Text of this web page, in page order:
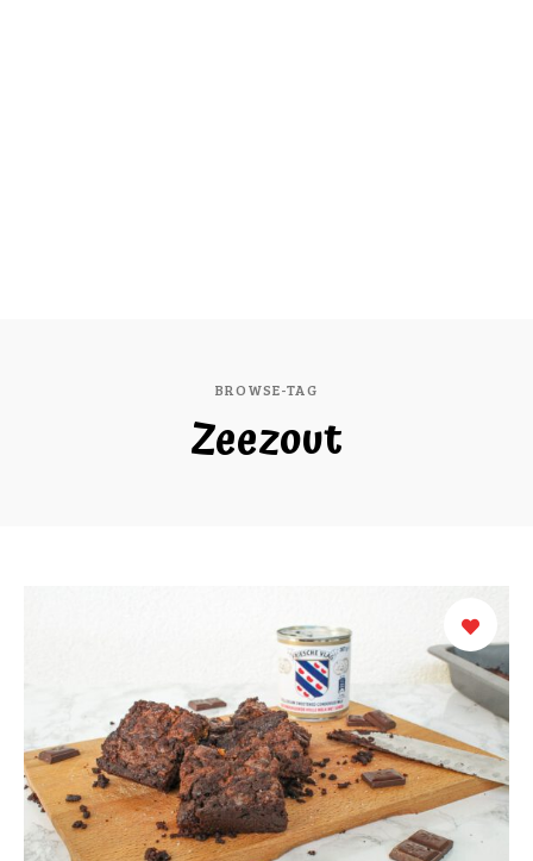
BROWSE-TAG
Zeezout